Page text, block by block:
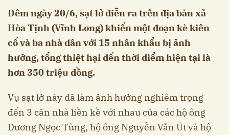
Đêm ngày 20/6, sạt lở diễn ra trên địa bàn xã
Hòa Tịnh (Vĩnh Long) khiến một đoạn kè kiên
cố và ba nhà dân với 15 nhân khẩu bị ảnh
hưởng, tổng thiệt hại đến thời điểm hiện tại là
hơn 350 triệu đồng.
Vụ sạt lở này đã làm ảnh hưởng nghiêm trọng
đến 3 căn nhà liền kề với nhau của các hộ ông
Dương Ngọc Tùng, hộ ông Nguyễn Văn Út và hộ